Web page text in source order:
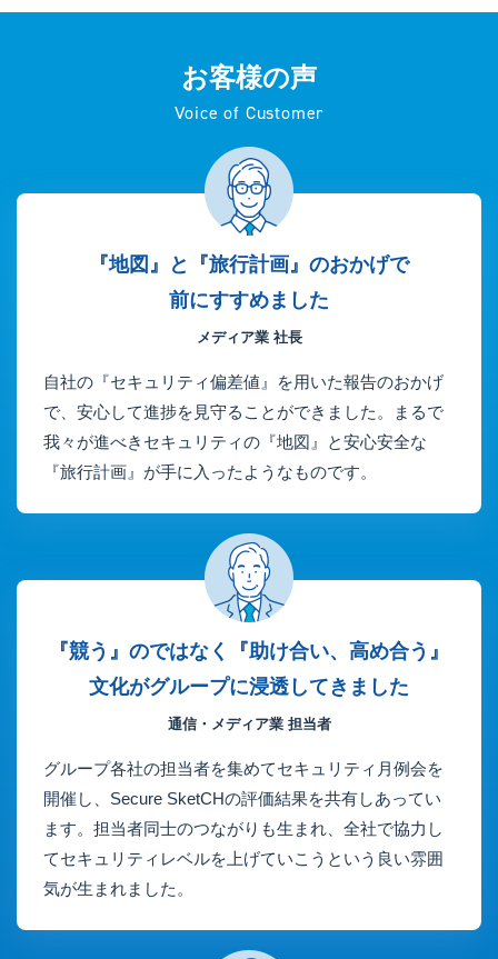
お客様の声
Voice of Customer
『地図』と『旅行計画』のおかげで
前にすすめました
メディア業 社長
自社の『セキュリティ偏差値』を用いた報告のおかげ
で、安心して進捗を見守ることができました。まるで
我々が進べきセキュリティの『地図』と安心安全な
『旅行計画』が手に入ったようなものです。
『競う』のではなく『助け合い、高め合う』
文化がグループに浸透してきました
通信・メディア業 担当者
グループ各社の担当者を集めてセキュリティ月例会を
開催し、Secure SketCHの評価結果を共有しあってい
ます。担当者同士のつながりも生まれ、全社で協力し
てセキュリティレベルを上げていこうという良い雰囲
気が生まれました。